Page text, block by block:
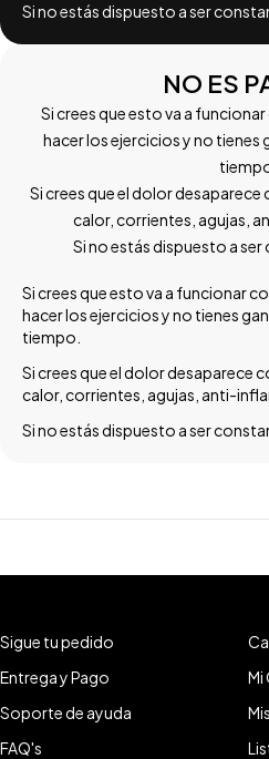
Si no estás dispuesto a ser
NO ES
Si crees que esto va a
hacer los ejercicios y no tienes
Si crees que el dolor
calor, corrientes, agujas,
Si no estás dispuesto a
Si crees que esto va a funcionar
hacer los ejercicios y no tienes
tiempo.
Si crees que el dolor desaparece
calor, corrientes, agujas, anti-
Si no estás dispuesto a ser
Sigue tu pedido
Entrega y Pago
Soporte de ayuda
FAQ's
Mi